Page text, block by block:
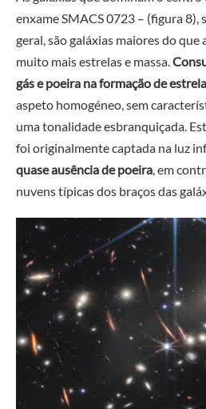
enxame SMACS 0723 – (figura 8),
geral, são galáxias maiores do que
muito mais estrelas e massa.
gás e poeira na formação de
aspeto homogéneo, sem
uma tonalidade esbranquiçada.
foi originalmente captada na luz
quase ausência de poeira , em
nuvens típicas dos braços das